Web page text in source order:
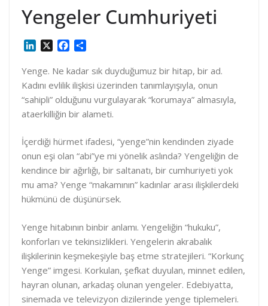
Yengeler Cumhuriyeti
n
k
d
I
c
e
b
o
o
a
r
Yenge. Ne kadar sık duyduğumuz bir hitap, bir ad.
Kadını evlilik ilişkisi üzerinden tanımlayışıyla, onun
“sahipli” olduğunu vurgulayarak “korumaya” almasıyla,
ataerkilliğin bir alameti.
İçerdiği hürmet ifadesi, “yenge”nin kendinden ziyade
onun eşi olan “abi”ye mi yönelik aslında? Yengeliğin de
kendince bir ağırlığı, bir saltanatı, bir cumhuriyeti yok
mu ama? Yenge “makamının” kadınlar arası ilişkilerdeki
hükmünü de düşünürsek.
Yenge hitabının binbir anlamı. Yengeliğin “hukuku”,
konforları ve tekinsizlikleri. Yengelerin akrabalık
ilişkilerinin keşmekeşiyle baş etme stratejileri. “Korkunç
Yenge” imgesi. Korkulan, şefkat duyulan, minnet edilen,
hayran olunan, arkadaş olunan yengeler. Edebiyatta,
sinemada ve televizyon dizilerinde yenge tiplemeleri.